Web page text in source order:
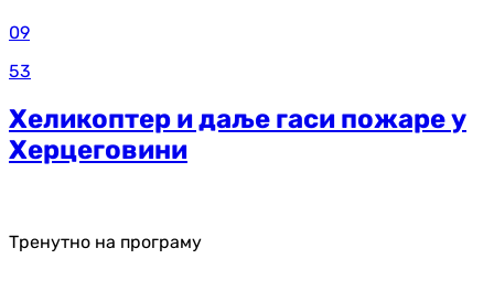
09
53
Хеликоптер и даље гаси пожаре у
Херцеговини
Тренутно на програму